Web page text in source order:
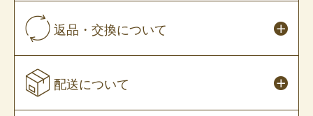
返品・交換について
配送について